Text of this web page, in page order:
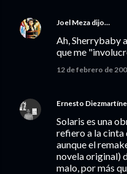
Joel Meza dijo…
Ah, Sherrybaby
que me
12 de febrero de
Ernesto
Solaris es una
refiero a la cinta
aunque el
novela original)
malo, por más